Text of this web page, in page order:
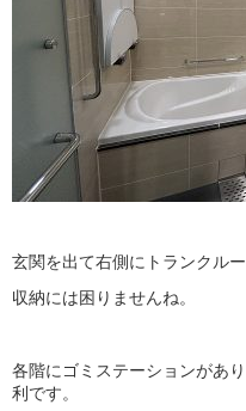
玄関を出て右側にトランクル
収納には困りませんね。
各階にゴミステーションがあ
利です。